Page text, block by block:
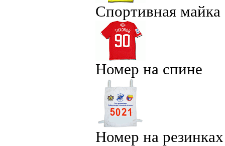
Спортивная майка
Номер на спине
Номер на резинках